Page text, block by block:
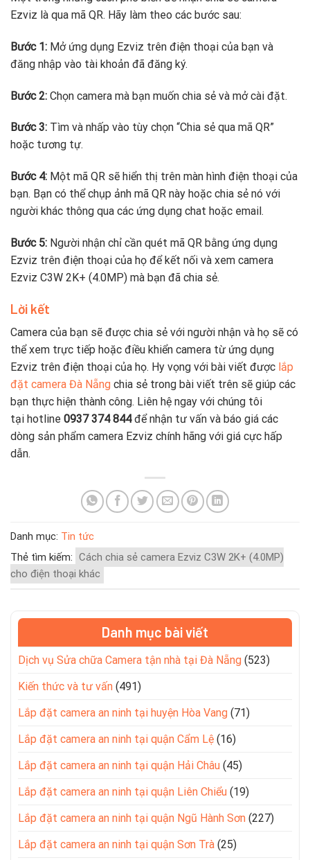
Ezviz là qua mã QR. Hãy làm theo các bước sau:
Bước 1: Mở ứng dụng Ezviz trên điện thoại của bạn và
đăng nhập vào tài khoản đã đăng ký.
Bước 2: Chọn camera mà bạn muốn chia sẻ và mở cài đặt.
Bước 3: Tìm và nhấp vào tùy chọn “Chia sẻ qua mã QR”
hoặc tương tự.
Bước 4: Một mã QR sẽ hiển thị trên màn hình điện thoại của
bạn. Bạn có thể chụp ảnh mã QR này hoặc chia sẻ nó với
người khác thông qua các ứng dụng chat hoặc email.
Bước 5: Người nhận chỉ cần quét mã QR bằng ứng dụng
Ezviz trên điện thoại của họ để kết nối và xem camera
Ezviz C3W 2K+ (4.0MP) mà bạn đã chia sẻ.
Lời kết
Camera của bạn sẽ được chia sẻ với người nhận và họ sẽ có
thể xem trực tiếp hoặc điều khiển camera từ ứng dụng
Ezviz trên điện thoại của họ. Hy vọng với bài viết được lắp
đặt camera Đà Nẵng chia sẻ trong bài viết trên sẽ giúp các
bạn thực hiện thành công. Liên hệ ngay với chúng tôi
tại hotline 0937 374 844để nhận tư vấn và báo giá các
dòng sản phẩm camera Ezviz chính hãng với giá cực hấp
dẫn.
Danh mục: Tin tức
Thẻ tìm kiếm: Cách chia sẻ camera Ezviz C3W 2K+ (4.0MP)
cho điện thoại khác
Danh mục bài viết
Dịch vụ Sửa chữa Camera tận nhà tại Đà Nẵng (523)
Kiến thức và tư vấn (491)
Lắp đặt camera an ninh tại huyện Hòa Vang (71)
Lắp đặt camera an ninh tại quận Cẩm Lệ (16)
Lắp đặt camera an ninh tại quận Hải Châu (45)
Lắp đặt camera an ninh tại quận Liên Chiểu (19)
Lắp đặt camera an ninh tại quận Ngũ Hành Sơn (227)
Lắp đặt camera an ninh tại quận Sơn Trà (25)